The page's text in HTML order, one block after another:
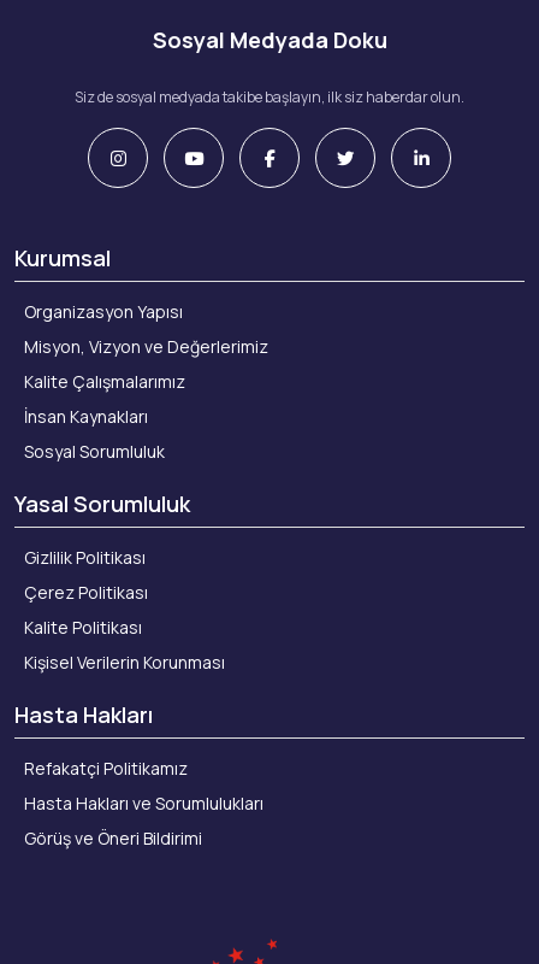
Sosyal Medyada Doku
Siz de sosyal medyada takibe başlayın, ilk siz haberdar olun.
Kurumsal
Organizasyon Yapısı
Misyon, Vizyon ve Değerlerimiz
Kalite Çalışmalarımız
İnsan Kaynakları
Sosyal Sorumluluk
Yasal Sorumluluk
Gizlilik Politikası
Çerez Politikası
Kalite Politikası
Kişisel Verilerin Korunması
Hasta Hakları
Refakatçi Politikamız
Hasta Hakları ve Sorumlulukları
Görüş ve Öneri Bildirimi